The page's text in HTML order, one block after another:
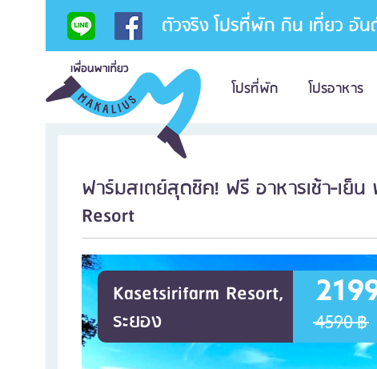
ตัวจริง โปรที่พัก กิน เที่ยว อัน
โปรที่พัก โปรอาหาร
ฟาร์มสเตย์สุดชิค! ฟรี อาหารเช้า-เย็
Resort
Kasetsirifarm Resort,
ระยอง
4590 ฿